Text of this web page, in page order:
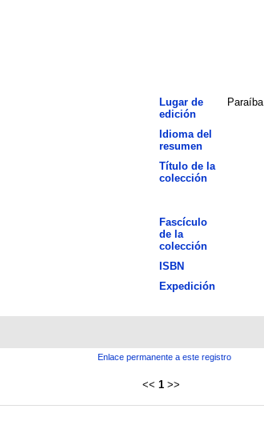
Lugar de
edición
Paraíba
Idioma del
resumen
Título de la
colección
Fascículo
de la
colección
ISBN
Expedición
Enlace permanente a este registro
<< 1 >>